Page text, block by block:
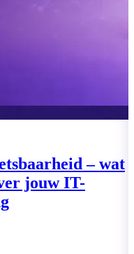
Global
VPN –